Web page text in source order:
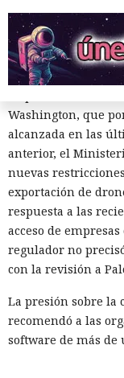
vulnerabilidades
caso de detectarse
La decisión se
Washington, que
alcanzada en las
anterior, el
nuevas
exportación de
respuesta a las
acceso de
regulador no
con la revisión a
La presión sobre la
recomendó a las
software de más de